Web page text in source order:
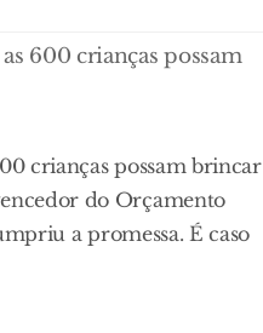
600 crianças possam
crianças possam brincar
do Orçamento
a promessa. É caso